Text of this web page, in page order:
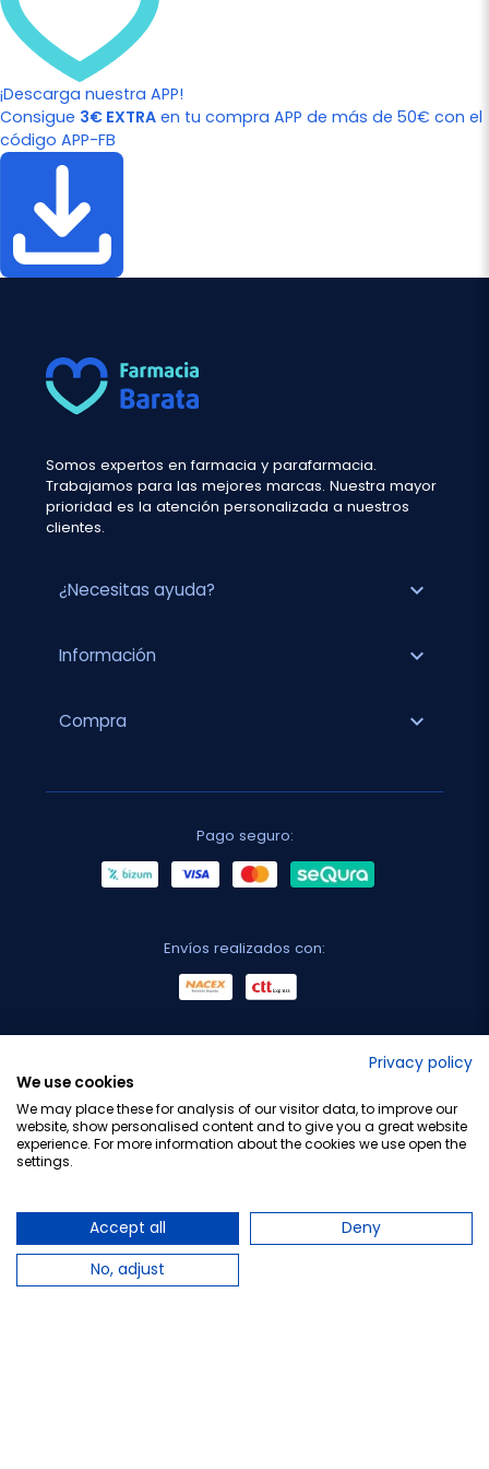
¡Descarga nuestra APP!
Consigue 3€ EXTRA en tu compra APP de más de 50€ con el
código APP-FB
Somos expertos en farmacia y parafarmacia.
Trabajamos para las mejores marcas. Nuestra mayor
prioridad es la atención personalizada a nuestros
clientes.
¿Necesitas ayuda? expand_more
Información expand_more
Compra expand_more
Pago seguro:
Envíos realizados con:
Privacy policy
We use cookies
We may place these for analysis of our visitor data, to improve our
website, show personalised content and to give you a great website
experience. For more information about the cookies we use open the
settings.
Accept all
Deny
No, adjust